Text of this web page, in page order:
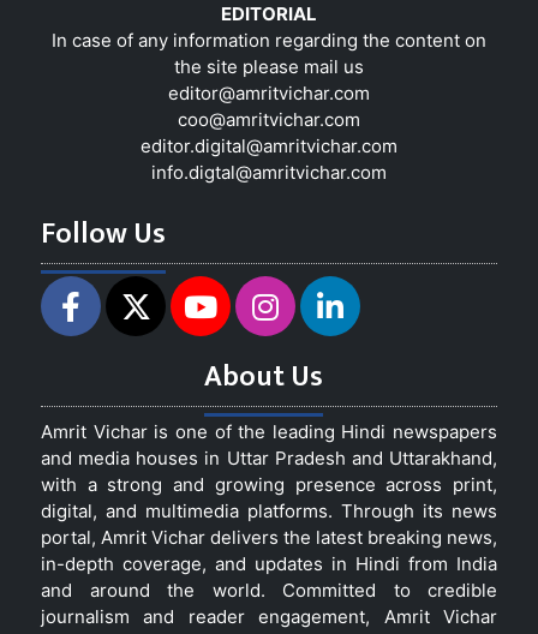
EDITORIAL
In case of any information regarding the content on
the site please mail us
editor@amritvichar.com
coo@amritvichar.com
editor.digital@amritvichar.com
info.digtal@amritvichar.com
Follow Us
About Us
Amrit Vichar is one of the leading Hindi newspapers
and media houses in Uttar Pradesh and Uttarakhand,
with a strong and growing presence across print,
digital, and multimedia platforms. Through its news
portal, Amrit Vichar delivers the latest breaking news,
in-depth coverage, and updates in Hindi from India
and around the world. Committed to credible
journalism and reader engagement, Amrit Vichar